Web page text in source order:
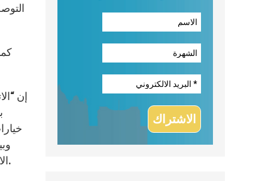
إن
الاتصال هو السبيل القوي والفعال لبناء الوحدة الكنسية. هذه هي المقدمة لاتخاذ القرار الملموس بدعمه وتعزيزه بإخلاص.